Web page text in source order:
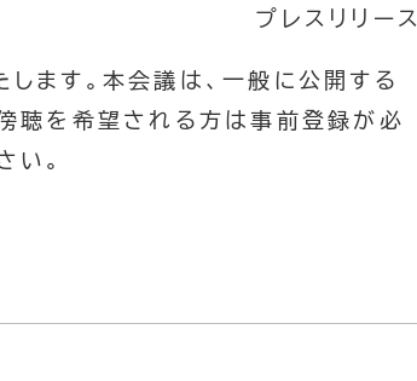
プレスリリース
ます。本会議は、一般に公開する
聴を希望される方は事前登録が必
い。